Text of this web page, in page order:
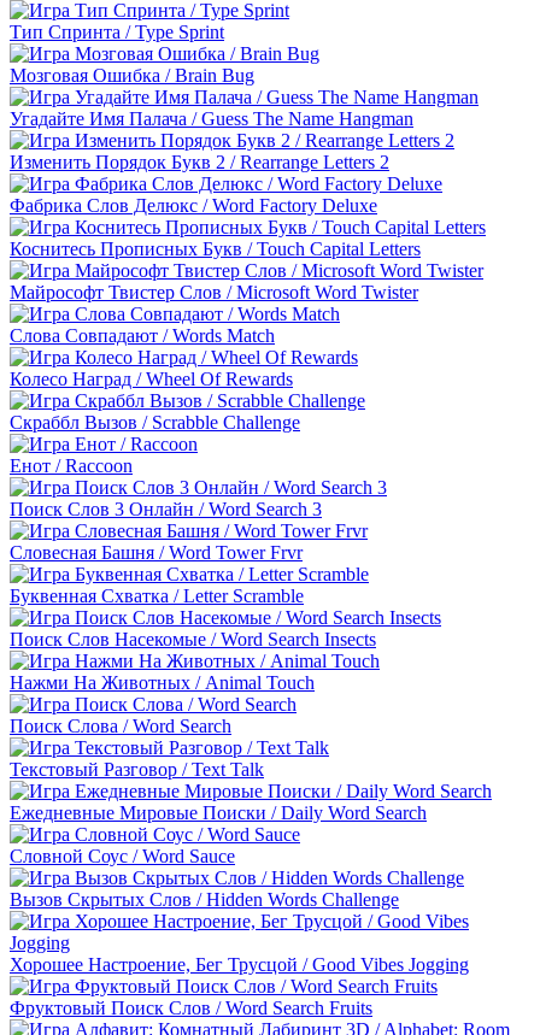
Тип Спринта / Type Sprint
Мозговая Ошибка / Brain Bug
Угадайте Имя Палача / Guess The Name Hangman
Изменить Порядок Букв 2 / Rearrange Letters 2
Фабрика Слов Делюкс / Word Factory Deluxe
Коснитесь Прописных Букв / Touch Capital Letters
Майрософт Твистер Слов / Microsoft Word Twister
Слова Совпадают / Words Match
Колесо Наград / Wheel Of Rewards
Скраббл Вызов / Scrabble Challenge
Енот / Raccoon
Поиск Слов 3 Онлайн / Word Search 3
Словесная Башня / Word Tower Frvr
Буквенная Схватка / Letter Scramble
Поиск Слов Насекомые / Word Search Insects
Нажми На Животных / Animal Touch
Поиск Слова / Word Search
Текстовый Разговор / Text Talk
Ежедневные Мировые Поиски / Daily Word Search
Словной Соус / Word Sauce
Вызов Скрытых Слов / Hidden Words Challenge
Хорошее Настроение, Бег Трусцой / Good Vibes Jogging
Фруктовый Поиск Слов / Word Search Fruits